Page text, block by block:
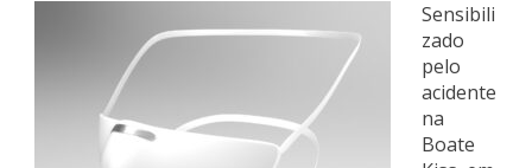
Sensibili
zado
pelo
acidente
na
Boate